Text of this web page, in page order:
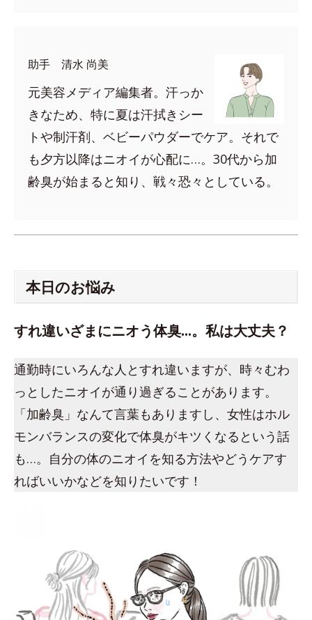
助手 清水 尚美
元美容メディア編集者。汗っか
きなため、特に夏は汗拭きシー
トや制汗剤、ベビーパウダーでケア。それで
も夕方以降はニオイが心配に…。30代から加
齢臭が始まると知り、戦々恐々としている。
本日のお悩み
すれ違いざまにニオう体臭…。私は大丈夫？
通勤時にいろんな人とすれ違いますが、時々むわ
っとしたニオイが通り過ぎることがあります。
「加齢臭」なんて言葉もありますし、女性はホル
モンバランスの変化で体臭がキツくなるという話
も…。自分の体のニオイを知る方法やどうケアす
ればいいかなどを知りたいです！